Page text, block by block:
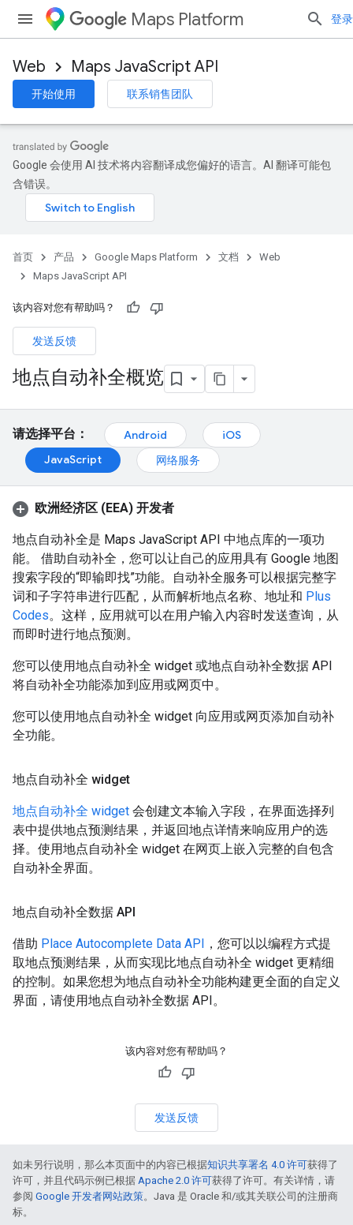
Maps Platform 登录
Web Maps JavaScript API
开始使用 联系销售团队
Google 会使用 AI 技术将内容翻译成您偏好的语言。AI 翻译可能包
含错误。
首页 产品 Google Maps Platform 文档
Web
Maps JavaScript API
该内容对您有帮助吗？
发送反馈
地点自动补全概览
请选择平台： Android
iOS
JavaScript
网络服务
欧洲经济区 (EEA) 开发者
地点自动补全是 Maps JavaScript API 中地点库的一项功
能。 借助自动补全，您可以让自己的应用具有 Google 地图
搜索字段的“即输即找”功能。自动补全服务可以根据完整字
词和子字符串进行匹配，从而解析地点名称、地址和 Plus
Codes。这样，应用就可以在用户输入内容时发送查询，从
而即时进行地点预测。
您可以使用地点自动补全 widget 或地点自动补全数据 API
将自动补全功能添加到应用或网页中。
您可以使用地点自动补全 widget 向应用或网页添加自动补
全功能。
地点自动补全 widget
地点自动补全 widget 会创建文本输入字段，在界面选择列
表中提供地点预测结果，并返回地点详情来响应用户的选
择。使用地点自动补全 widget 在网页上嵌入完整的自包含
自动补全界面。
地点自动补全数据 API
借助 Place Autocomplete Data API ，您可以以编程方式提
取地点预测结果，从而实现比地点自动补全 widget 更精细
的控制。如果您想为地点自动补全功能构建更全面的自定义
界面，请使用地点自动补全数据 API。
该内容对您有帮助吗？
发送反馈
如未另行说明，那么本页面中的内容已根据知识共享署名 4.0 许可获得了
许可，并且代码示例已根据 Apache 2.0 许可获得了许可。有关详情，请
参阅 Google 开发者网站政策。Java 是 Oracle 和/或其关联公司的注册商
标。